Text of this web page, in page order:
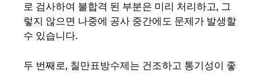
로 검사하여 불합격 된 부분은 미리 처리하고, 그
렇지 않으면 나중에 공사 중간에도 문제가 발생할
수 있습니다.
두 번째로, 칠만표방수제는 건조하고 통기성이 좋